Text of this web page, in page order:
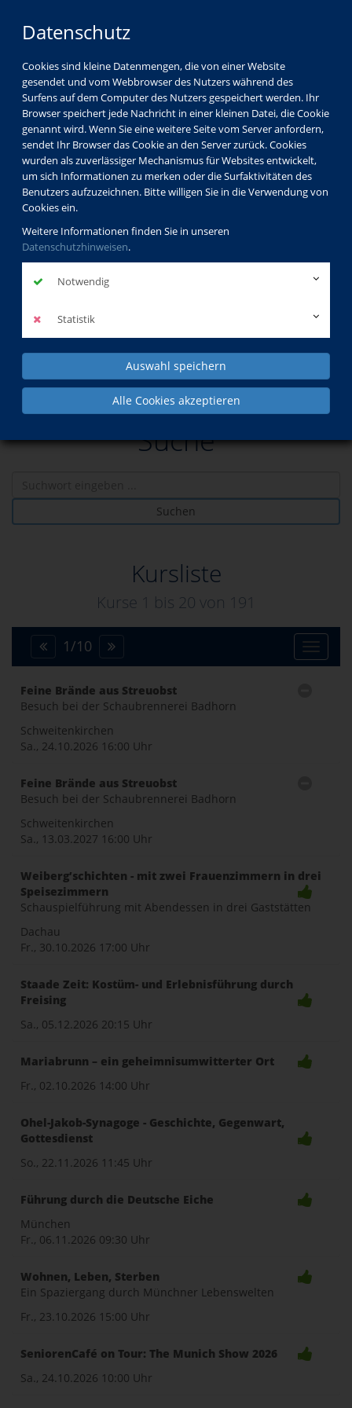
Datenschutz
Cookies sind kleine Datenmengen, die von einer Website
gesendet und vom Webbrowser des Nutzers während des
Surfens auf dem Computer des Nutzers gespeichert werden. Ihr
Browser speichert jede Nachricht in einer kleinen Datei, die Cookie
genannt wird. Wenn Sie eine weitere Seite vom Server anfordern,
sendet Ihr Browser das Cookie an den Server zurück. Cookies
wurden als zuverlässiger Mechanismus für Websites entwickelt,
um sich Informationen zu merken oder die Surfaktivitäten des
Benutzers aufzuzeichnen. Bitte willigen Sie in die Verwendung von
Cookies ein.
Weitere Informationen finden Sie in unseren
Datenschutzhinweisen.
Notwendig
Statistik
Auswahl speichern
Alle Cookies akzeptieren
Suche
Suchen
Kursliste
Kurse 1 bis 20 von 191
Toggle
1/10
Feine Brände aus Streuobst
Besuch bei der Schaubrennerei Badhorn
Schweitenkirchen
Sa., 24.10.2026 16:00 Uhr
Feine Brände aus Streuobst
Besuch bei der Schaubrennerei Badhorn
Schweitenkirchen
Sa., 13.03.2027 16:00 Uhr
Weiberg’schichten - mit zwei Frauenzimmern in drei
Speisezimmern
Schauspielführung mit Abendessen in drei Gaststätten
Dachau
Fr., 30.10.2026 17:00 Uhr
Staade Zeit: Kostüm- und Erlebnisführung durch
Freising
Sa., 05.12.2026 20:15 Uhr
Mariabrunn – ein geheimnisumwitterter Ort
Fr., 02.10.2026 14:00 Uhr
Ohel-Jakob-Synagoge - Geschichte, Gegenwart,
Gottesdienst
So., 22.11.2026 11:45 Uhr
Führung durch die Deutsche Eiche
München
Fr., 06.11.2026 09:30 Uhr
Wohnen, Leben, Sterben
Ein Spaziergang durch Münchner Lebenswelten
Fr., 23.10.2026 15:00 Uhr
SeniorenCafé on Tour: The Munich Show 2026
Sa., 24.10.2026 10:00 Uhr